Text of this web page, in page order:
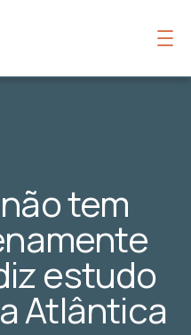
tem
estudo
Atlântica